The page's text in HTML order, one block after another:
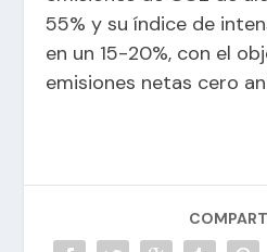
55% y su índice de
en un 15-20%, con el
emisiones netas cero